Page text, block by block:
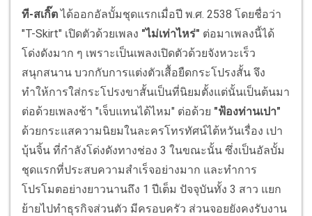
ที-สเกิ๊ตได้ออกอัลบั้มชุดแรกเมื่อปี พ.ศ. 2538 โดยชื่อว่า
"T-Skirt" เปิดตัวด้วยเพลง "ไม่เท่าไหร่" ต่อมาเพลงนี้ได้
โด่งดังมาก ๆ เพราะเป็นเพลงเปิดตัวด้วยจังหวะเร็ว
สนุกสนาน บวกกับการแต่งตัวเสื้อยืดกระโปรงสั้น จึง
ทำให้การใส่กระโปรงขาสั้นเป็นที่นิยมตั้งแต่นั้นเป็นต้นมา
ต่อด้วยเพลงช้า "เจ็บแทนได้ไหม" ต่อด้วย "ฟ้องท่านเปา"
ด้วยกระแสความนิยมในละครโทรทัศน์ไต้หวันเรื่อง เปา
บุ้นจิ้น ที่กำลังโด่งดังทางช่อง 3 ในขณะนั้น ซึ่งเป็นอัลบั้ม
ชุดแรกที่ประสบความสำเร็จอย่างมาก และทำการ
โปรโมตอย่างยาวนานถึง 1 ปีเต็ม ปัจจุบันทั้ง 3 สาว แยก
ย้ายไปทำธุรกิจส่วนตัว มีครอบครัว ส่วนจอยยังคงรับงาน